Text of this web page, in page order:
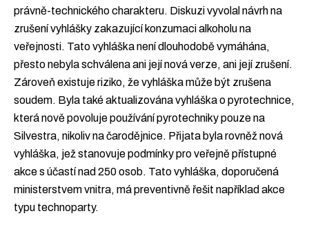
právně-technického charakteru. Diskuzi vyvolal návrh na
zrušení vyhlášky zakazující konzumaci alkoholu na
veřejnosti. Tato vyhláška není dlouhodobě vymáhána,
přesto nebyla schválena ani její nová verze, ani její zrušení.
Zároveň existuje riziko, že vyhláška může být zrušena
soudem. Byla také aktualizována vyhláška o pyrotechnice,
která nově povoluje používání pyrotechniky pouze na
Silvestra, nikoliv na čarodějnice. Přijata byla rovněž nová
vyhláška, jež stanovuje podmínky pro veřejně přístupné
akce s účastí nad 250 osob. Tato vyhláška, doporučená
ministerstvem vnitra, má preventivně řešit například akce
typu technoparty.